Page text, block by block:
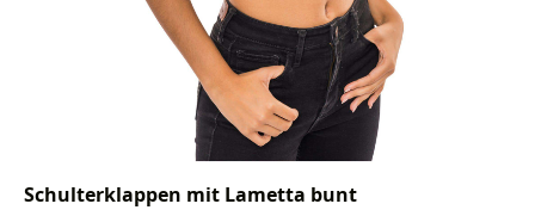
Schulterklappen mit Lametta bunt